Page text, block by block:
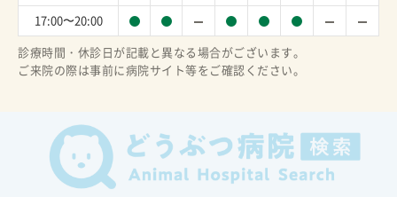
17:00〜20:00
診療時間・休診日が記載と異なる場合がございます。
ご来院の際は事前に病院サイト等をご確認ください。